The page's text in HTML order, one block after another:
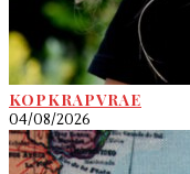
KOPKRAPVRAE
04/08/2026